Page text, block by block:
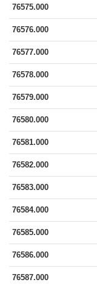
76575.000
76576.000
76577.000
76578.000
76579.000
76580.000
76581.000
76582.000
76583.000
76584.000
76585.000
76586.000
76587.000